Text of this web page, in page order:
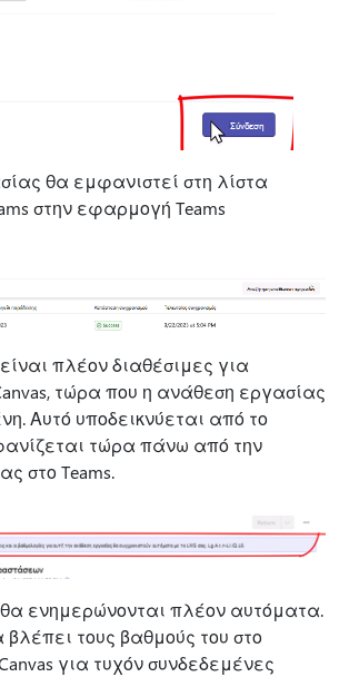
θα εμφανιστεί στη λίστα
στην εφαρμογή Teams
πλέον διαθέσιμες για
τώρα που η ανάθεση εργασίας
Αυτό υποδεικνύεται από το
τώρα πάνω από την
στο Teams.
ενημερώνονται πλέον αυτόματα.
τους βαθμούς του στο
για τυχόν συνδεδεμένες